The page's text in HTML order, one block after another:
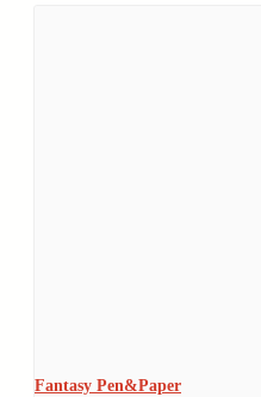
Fantasy Pen&Paper